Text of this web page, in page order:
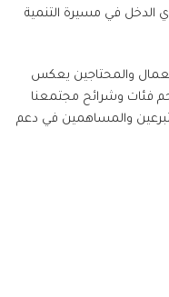
الدخل في مسيرة التنمية
للعمال والمحتاجين يعكس
فئات وشرائح مجتمعنا
والمساهمين في دعم